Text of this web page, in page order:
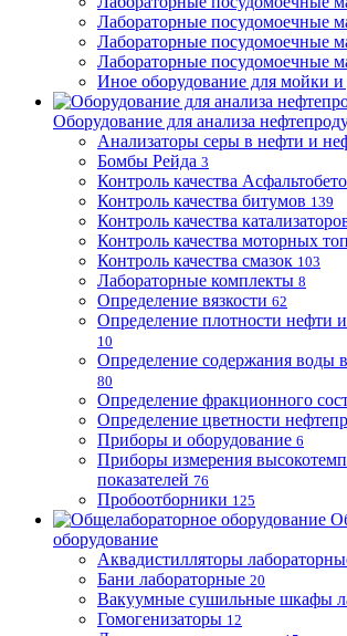
Лабораторные посудомоечные
Лабораторные посудомоечные
Лабораторные посудомоечные
Иное оборудование для мойки
Оборудование для анализа
Анализаторы серы в нефти и
Бомбы Рейда 3
Контроль качества
Контроль качества битумов 139
Контроль качества
Контроль качества моторных
Контроль качества смазок 103
Лабораторные комплекты 8
Определение вязкости 62
Определение плотности нефти
10
Определение содержания воды
80
Определение фракционного
Определение цветности
Приборы и оборудование 6
Приборы измерения
показателей 76
Пробоотборники 125
оборудование
Аквадистилляторы
Бани лабораторные 20
Вакуумные сушильные шкафы
Гомогенизаторы 12